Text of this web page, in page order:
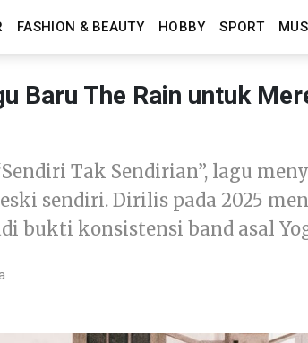
FASHION & BEAUTY HOBBY SPORT
Baru The Rain untuk
Tak Sendirian”, lagu
sendiri. Dirilis pada 2025
bukti konsistensi band asal